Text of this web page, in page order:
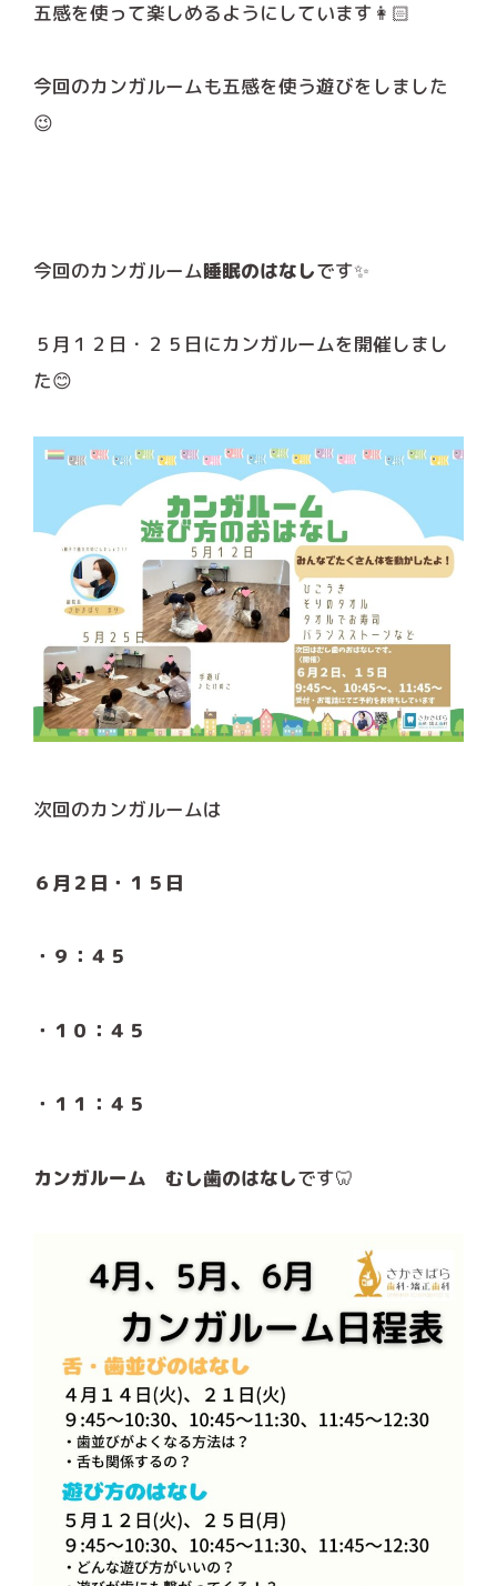
五感を使って楽しめるようにしています👩🏻
今回のカンガルームも五感を使う遊びをしました
😉
今回のカンガルーム睡眠のはなしです✨
５月１２日・２５日にカンガルームを開催しまし
た😊
次回のカンガルームは
６月２日・１５日
・９：４５
・１０：４５
・１１：４５
カンガルーム むし歯のはなしです🦷